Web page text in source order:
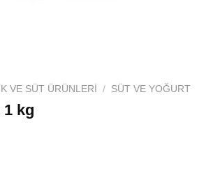
VE SÜT ÜRÜNLERI / SÜT VE YOĞURT
kg